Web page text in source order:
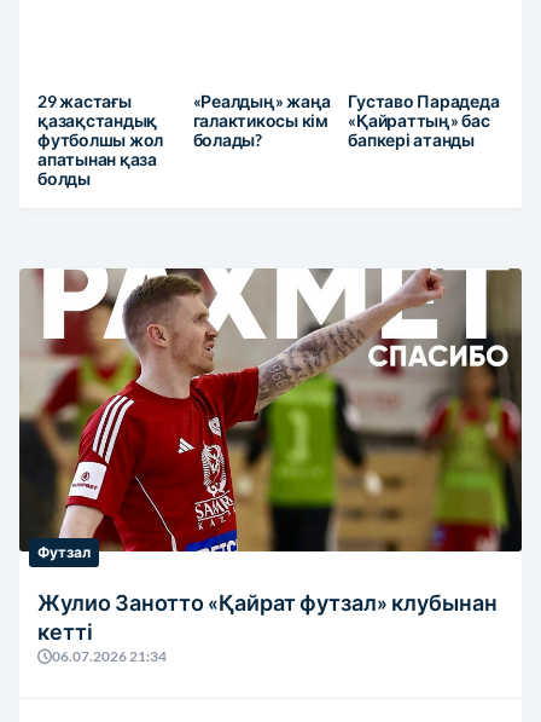
29 жастағы
қазақстандық
футболшы жол
апатынан қаза
болды
«Реалдың» жаңа
галактикосы кім
болады?
Густаво Парадеда
«Қайраттың» бас
бапкері атанды
Футзал
Жулио Занотто «Қайрат футзал» клубынан
кетті
06.07.2026 21:34